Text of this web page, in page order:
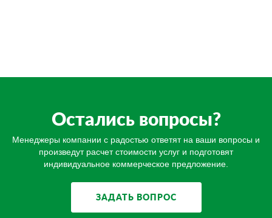
Остались вопросы?
Менеджеры компании с радостью ответят на ваши вопросы и
произведут расчет стоимости услуг и подготовят
индивидуальное коммерческое предложение.
ЗАДАТЬ ВОПРОС